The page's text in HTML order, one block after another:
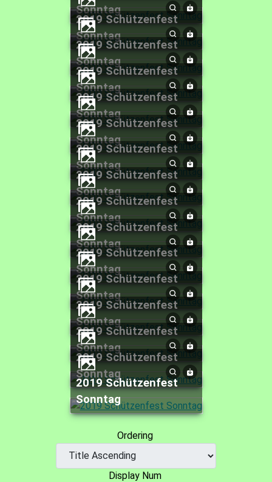
Sonntag
2019 Schützenfest
Sonntag
2019 Schützenfest
Sonntag
2019 Schützenfest
Sonntag
2019 Schützenfest
Sonntag
2019 Schützenfest
Sonntag
2019 Schützenfest
Sonntag
2019 Schützenfest
Sonntag
2019 Schützenfest
Sonntag
2019 Schützenfest
Sonntag
2019 Schützenfest
Sonntag
2019 Schützenfest
Sonntag
2019 Schützenfest
Sonntag
2019 Schützenfest
Sonntag
2019 Schützenfest
Sonntag
2019 Schützenfest
Sonntag
Ordering
Display Num